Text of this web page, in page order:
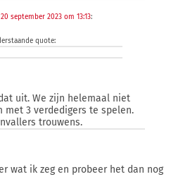
20 september 2023 om 13:13:
quote:
uit. We zijn helemaal niet
met 3 verdedigers te spelen.
trouwens.
wat ik zeg en probeer het dan nog